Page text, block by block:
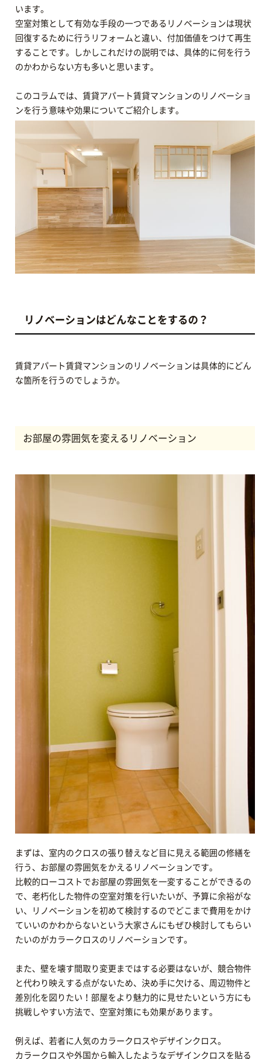
います。
空室対策として有効な手段の一つであるリノベーションは現状
回復するために行うリフォームと違い、付加価値をつけて再生
することです。しかしこれだけの説明では、具体的に何を行う
のかわからない方も多いと思います。
このコラムでは、賃貸アパート賃貸マンションのリノベーショ
ンを行う意味や効果についてご紹介します。
リノベーションはどんなことをするの？
賃貸アパート賃貸マンションのリノベーションは具体的にどん
な箇所を行うのでしょうか。
お部屋の雰囲気を変えるリノベーション
まずは、室内のクロスの張り替えなど目に見える範囲の修繕を
行う、お部屋の雰囲気をかえるリノベーションです。
比較的ローコストでお部屋の雰囲気を一変することができるの
で、老朽化した物件の空室対策を行いたいが、予算に余裕がな
い、リノベーションを初めて検討するのでどこまで費用をかけ
ていいのかわからないという大家さんにもぜひ検討してもらい
たいのがカラークロスのリノベーションです。
また、壁を壊す間取り変更まではする必要はないが、競合物件
と代わり映えする点がないため、決め手に欠ける、周辺物件と
差別化を図りたい！部屋をより魅力的に見せたいという方にも
挑戦しやすい方法で、空室対策にも効果があります。
例えば、若者に人気のカラークロスやデザインクロス。
カラークロスや外国から輸入したようなデザインクロスを貼る